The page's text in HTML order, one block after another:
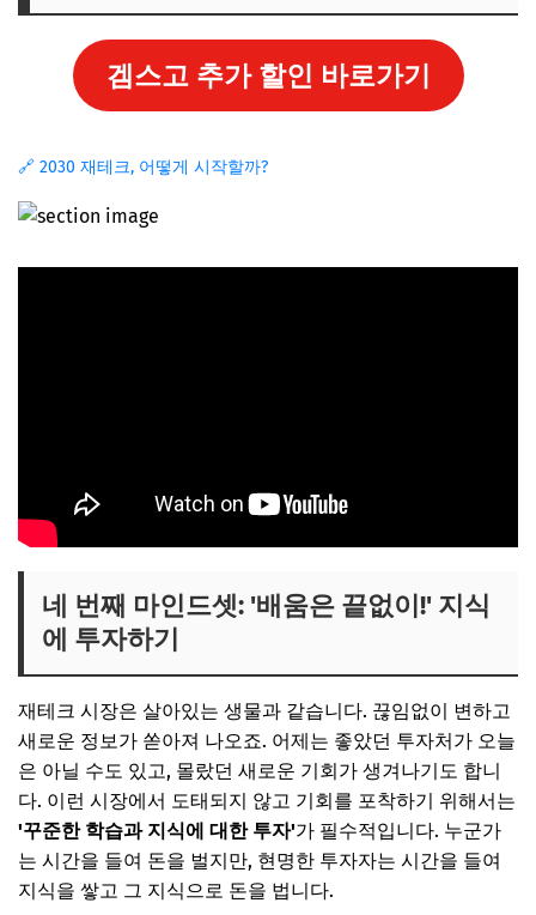
겜스고 추가 할인 바로가기
🔗 2030 재테크, 어떻게 시작할까?
네 번째 마인드셋: '배움은 끝없이!' 지식
에 투자하기
재테크 시장은 살아있는 생물과 같습니다. 끊임없이 변하고
새로운 정보가 쏟아져 나오죠. 어제는 좋았던 투자처가 오늘
은 아닐 수도 있고, 몰랐던 새로운 기회가 생겨나기도 합니
다. 이런 시장에서 도태되지 않고 기회를 포착하기 위해서는
'꾸준한 학습과 지식에 대한 투자'가 필수적입니다. 누군가
는 시간을 들여 돈을 벌지만, 현명한 투자자는 시간을 들여
지식을 쌓고 그 지식으로 돈을 법니다.